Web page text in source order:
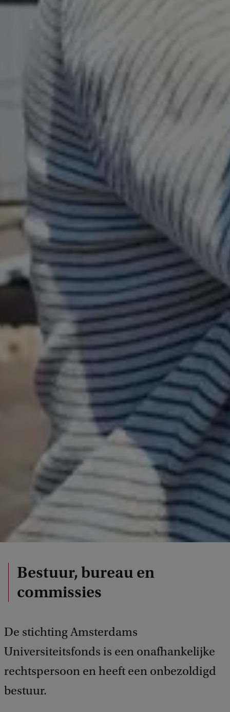
Bestuur, bureau en
commissies
De stichting Amsterdams
Universiteitsfonds is een onafhankelijke
rechtspersoon en heeft een onbezoldigd
bestuur.